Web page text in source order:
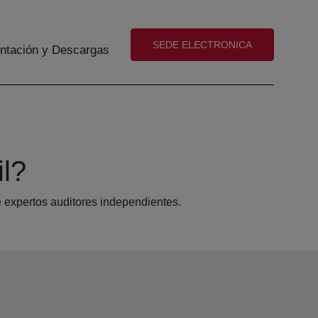
y Descargas (abre en nueva ventana)
SEDE ELECTRONICA
auditores independientes.